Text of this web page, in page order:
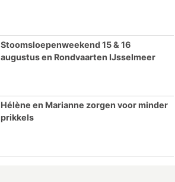
Stoomsloepenweekend 15 & 16
augustus en Rondvaarten IJsselmeer
Hélène en Marianne zorgen voor minder
prikkels